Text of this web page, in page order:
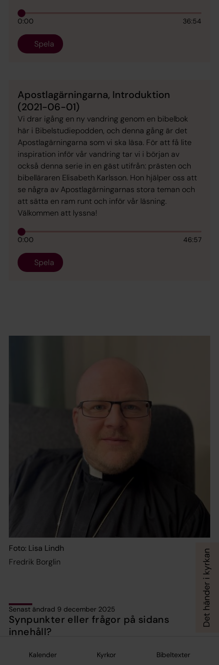
Kalender Kyrkor Bibeltexter
0:00 36:54
Spela
Apostlagärningarna, Introduktion
(2021-06-01)
Vi drar igång en ny vandring genom en bibelbok
här i Bibelstudiepodden, och denna gång är det
Apostlagärningarna som vi ska läsa. För att få lite
inspiration inför vår vandring tar vi i början av
också denna serie in en gäst utifrån: prästen och
bibelläraren Elisabeth Karlsson. Hon hjälper oss att
se några av Apostlagärningarnas stora teman och
att sätta en ram runt och inför vår läsning.
Välkommen att lyssna!
0:00 46:57
Spela
Foto: Lisa Lindh
Fredrik Borglin
Senast ändrad 9 december 2025
Synpunkter eller frågor på sidans
innehåll?